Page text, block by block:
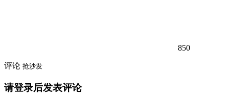
850
评论 抢沙发
请登录后发表评论